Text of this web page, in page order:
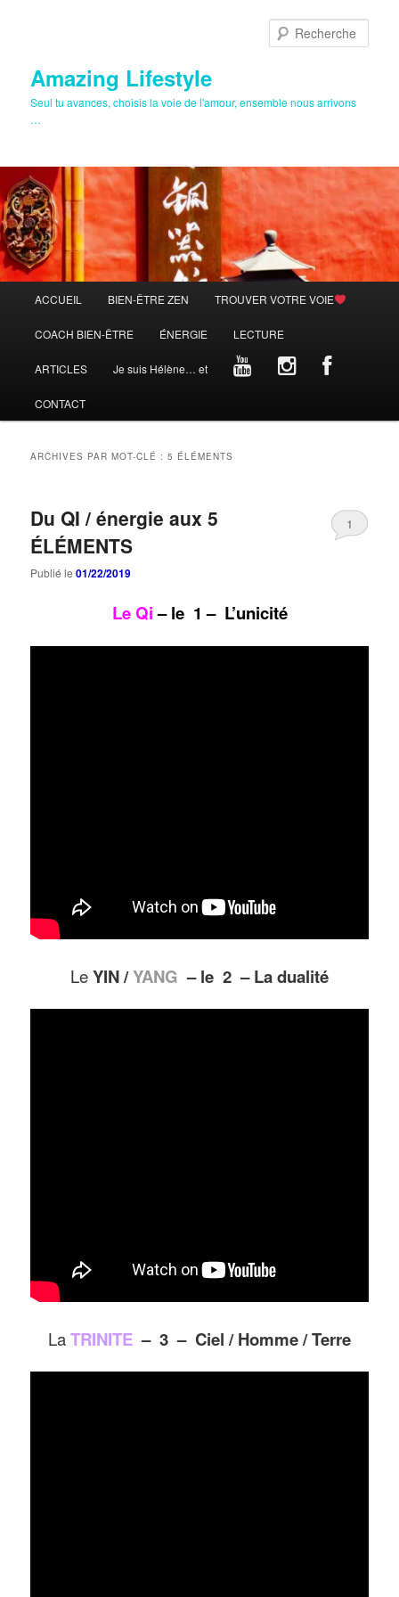
Amazing Lifestyle
Seul tu avances, choisis la voie de l'amour, ensemble nous arrivons
…
principal
ACCUEIL BIEN-ÊTRE ZEN TROUVER VOTRE VOIE
COACH BIEN-ÊTRE ÉNERGIE LECTURE
ARTICLES Je suis Hélène… et
CONTACT
ARCHIVES PAR MOT-CLÉ :5 ÉLÉMENTS
Du QI / énergie aux 5
ÉLÉMENTS
Publié le01/22/2019
1
LeQi– le 1 – L’unicité
LeYIN /YANG – le 2 – La dualité
LaTRINITE – 3 – Ciel / Homme / Terre